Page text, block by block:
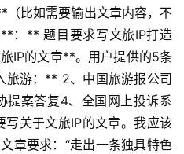
比如需要输出文章内容，不
：** 题目要求写文旅IP打造
IP的文章**。用户提供的5条
游：** 2、中国旅游报公司
提案答复4、全国网上投诉系
关于文旅IP的文章。我应该
章要求：“走出一条独具特色